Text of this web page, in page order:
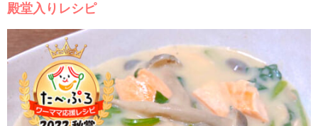
殿堂入りレシピ